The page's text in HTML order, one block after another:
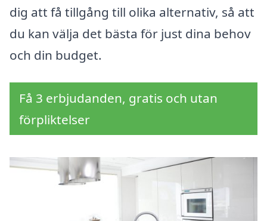
dig att få tillgång till olika alternativ, så att
du kan välja det bästa för just dina behov
och din budget.
Få 3 erbjudanden, gratis och utan
förpliktelser